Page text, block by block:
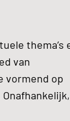
thema’s
van
vormend op